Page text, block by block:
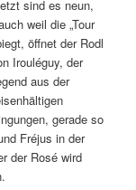
sind es neun,
weil die „Tour
öffnet der Rodl
Irouléguy, der
aus der
gerade so
Fréjus in der
der Rosé wird